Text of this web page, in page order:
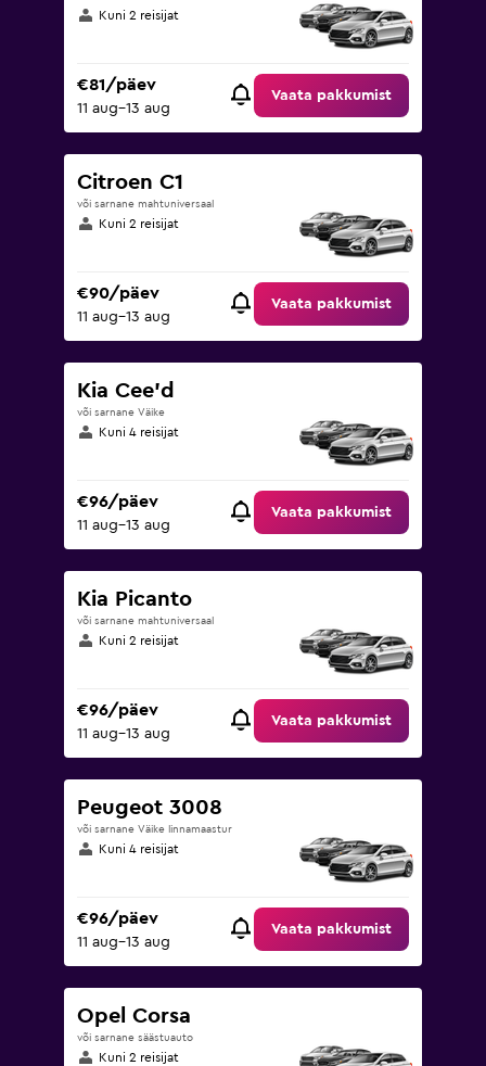
Kuni 2 reisijat
€81/päev
11 aug–13 aug
Vaata pakkumist
Citroen C1
või sarnane mahtuniversaal
Kuni 2 reisijat
€90/päev
11 aug–13 aug
Vaata pakkumist
Kia Cee'd
või sarnane Väike
Kuni 4 reisijat
€96/päev
11 aug–13 aug
Vaata pakkumist
Kia Picanto
või sarnane mahtuniversaal
Kuni 2 reisijat
€96/päev
11 aug–13 aug
Vaata pakkumist
Peugeot 3008
või sarnane Väike linnamaastur
Kuni 4 reisijat
€96/päev
11 aug–13 aug
Vaata pakkumist
Opel Corsa
või sarnane säästuauto
Kuni 2 reisijat